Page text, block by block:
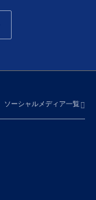
ソーシャルメディア一覧